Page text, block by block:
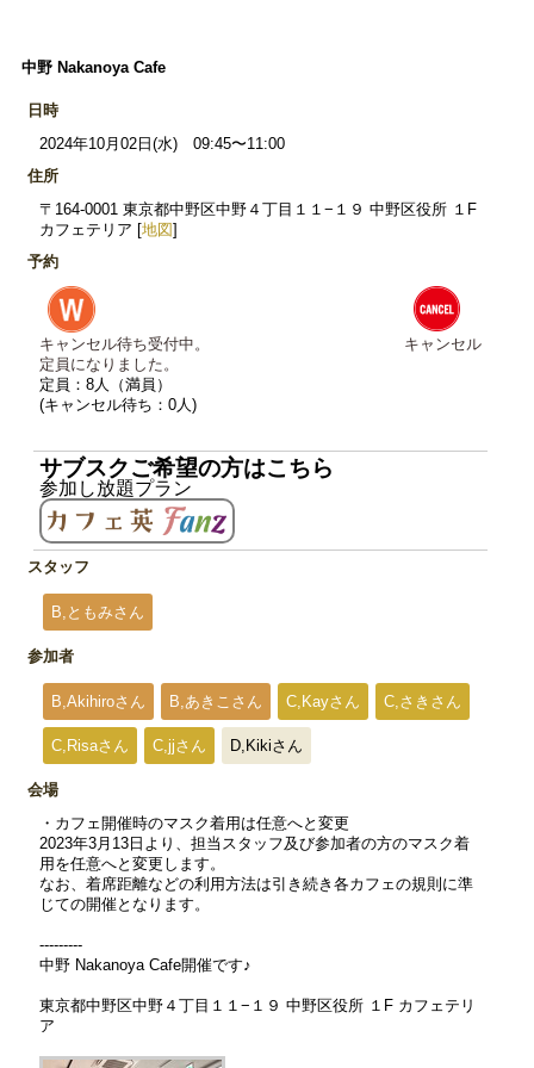
中野 Nakanoya Cafe
日時
2024年10月02日(水) 09:45〜11:00
住所
〒164-0001 東京都中野区中野４丁目１１−１９ 中野区役所 １F
カフェテリア [地図]
予約
キャンセル待ち受付中。
定員になりました。
定員：8人（満員）
(キャンセル待ち：0人)
キャンセル
サブスクご希望の方はこちら
参加し放題プラン
スタッフ
B,ともみさん
参加者
B,Akihiroさん B,あきこさん C,Kayさん C,さきさん
C,Risaさん C,jjさん D,Kikiさん
会場
・カフェ開催時のマスク着用は任意へと変更
2023年3月13日より、担当スタッフ及び参加者の方のマスク着
用を任意へと変更します。
なお、着席距離などの利用方法は引き続き各カフェの規則に準
じての開催となります。
---------
中野 Nakanoya Cafe開催です♪
東京都中野区中野４丁目１１−１９ 中野区役所 １F カフェテリ
ア